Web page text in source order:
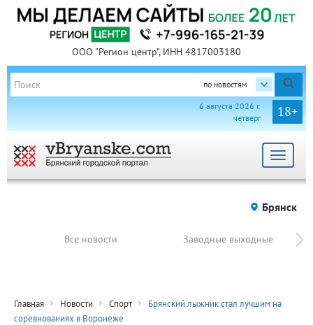
ООО "Регион центр", ИНН 4817003180
по новостям
18+
6 августа 2026 г.
четверг
Toggle
Брянск
Все новости Заводные выходные
Главная Новости Спорт
Брянский лыжник стал лучшим на
соревнованиях в Воронеже